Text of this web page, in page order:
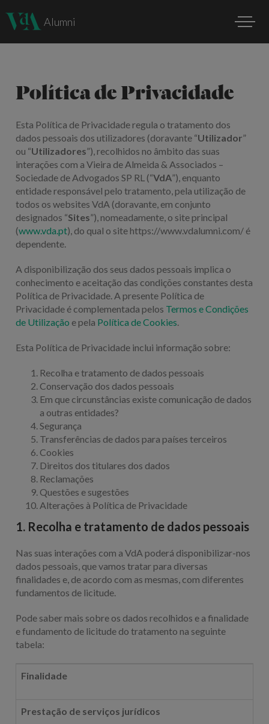
Alumni
Política de Privacidade
Esta Política de Privacidade regula o tratamento dos
dados pessoais dos utilizadores (doravante “Utilizador”
ou “Utilizadores”), recolhidos no âmbito das suas
interações com a Vieira de Almeida & Associados –
Sociedade de Advogados SP RL (“VdA”), enquanto
entidade responsável pelo tratamento, pela utilização de
todos os websites VdA (doravante, em conjunto
designados “Sites”), nomeadamente, o site principal
(www.vda.pt), do qual o site https://www.vdalumni.com/ é
dependente.
A disponibilização dos seus dados pessoais implica o
conhecimento e aceitação das condições constantes desta
Política de Privacidade. A presente Política de
Privacidade é complementada pelos Termos e Condições
de Utilização e pela Política de Cookies.
Esta Política de Privacidade inclui informação sobre:
Recolha e tratamento de dados pessoais
Conservação dos dados pessoais
Em que circunstâncias existe comunicação de dados
a outras entidades?
Segurança
Transferências de dados para países terceiros
Cookies
Direitos dos titulares dos dados
Reclamações
Questões e sugestões
Alterações à Política de Privacidade
1. Recolha e tratamento de dados pessoais
Nas suas interações com a VdA poderá disponibilizar-nos
dados pessoais, que vamos tratar para diversas
finalidades e, de acordo com as mesmas, com diferentes
fundamentos de licitude.
Pode saber mais sobre os dados recolhidos e a finalidade
e fundamento de licitude do tratamento na seguinte
tabela:
Finalidade
Prestação de serviços jurídicos